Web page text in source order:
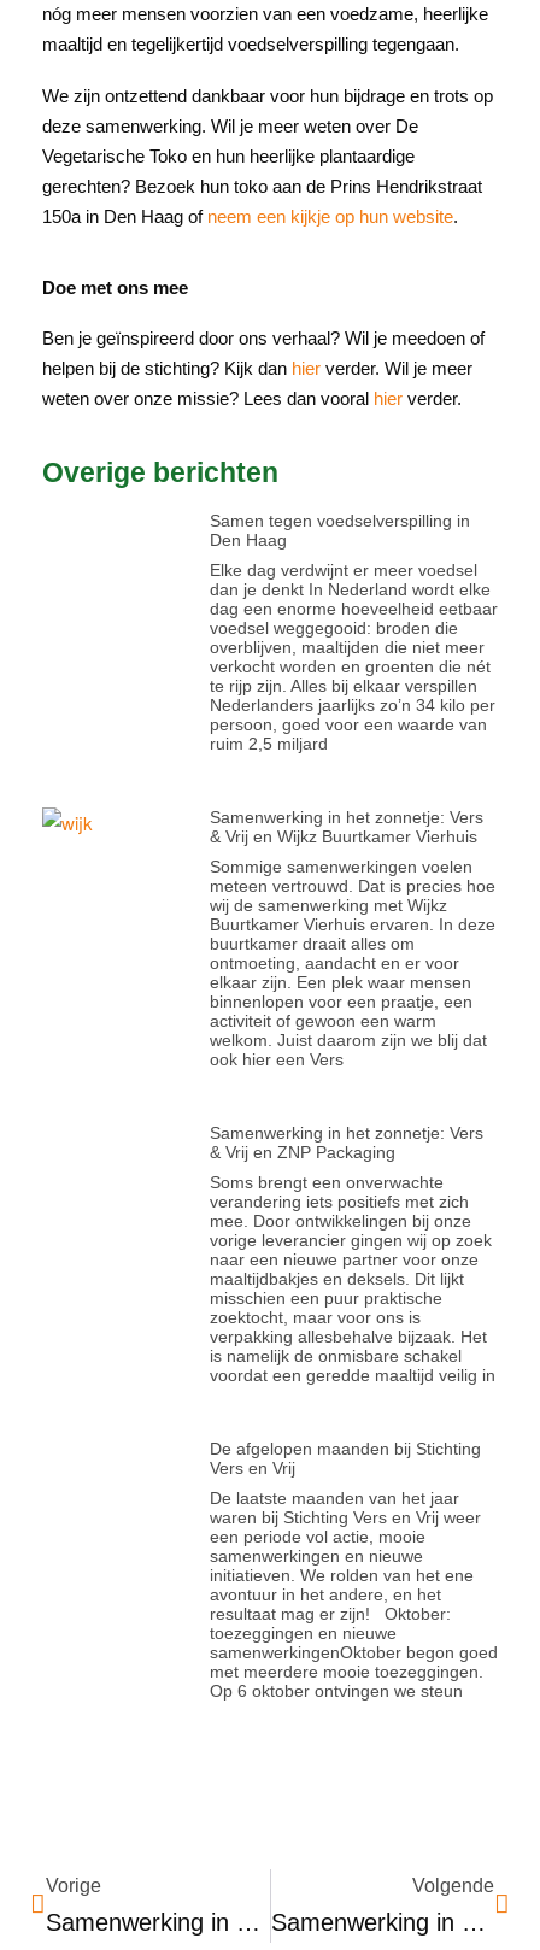
nóg meer mensen voorzien van een voedzame, heerlijke
maaltijd en tegelijkertijd voedselverspilling tegengaan.
We zijn ontzettend dankbaar voor hun bijdrage en trots op
deze samenwerking. Wil je meer weten over De
Vegetarische Toko en hun heerlijke plantaardige
gerechten? Bezoek hun toko aan de Prins Hendrikstraat
150a in Den Haag of neem een kijkje op hun website.
Doe met ons mee
Ben je geïnspireerd door ons verhaal? Wil je meedoen of
helpen bij de stichting? Kijk dan hier verder. Wil je meer
weten over onze missie? Lees dan vooral hier verder.
Overige berichten
Samen tegen voedselverspilling in
Den Haag
Elke dag verdwijnt er meer voedsel
dan je denkt In Nederland wordt elke
dag een enorme hoeveelheid eetbaar
voedsel weggegooid: broden die
overblijven, maaltijden die niet meer
verkocht worden en groenten die nét
te rijp zijn. Alles bij elkaar verspillen
Nederlanders jaarlijks zo’n 34 kilo per
persoon, goed voor een waarde van
ruim 2,5 miljard
Samenwerking in het zonnetje: Vers
& Vrij en Wijkz Buurtkamer Vierhuis
Sommige samenwerkingen voelen
meteen vertrouwd. Dat is precies hoe
wij de samenwerking met Wijkz
Buurtkamer Vierhuis ervaren. In deze
buurtkamer draait alles om
ontmoeting, aandacht en er voor
elkaar zijn. Een plek waar mensen
binnenlopen voor een praatje, een
activiteit of gewoon een warm
welkom. Juist daarom zijn we blij dat
ook hier een Vers
Samenwerking in het zonnetje: Vers
& Vrij en ZNP Packaging
Soms brengt een onverwachte
verandering iets positiefs met zich
mee. Door ontwikkelingen bij onze
vorige leverancier gingen wij op zoek
naar een nieuwe partner voor onze
maaltijdbakjes en deksels. Dit lijkt
misschien een puur praktische
zoektocht, maar voor ons is
verpakking allesbehalve bijzaak. Het
is namelijk de onmisbare schakel
voordat een geredde maaltijd veilig in
De afgelopen maanden bij Stichting
Vers en Vrij
De laatste maanden van het jaar
waren bij Stichting Vers en Vrij weer
een periode vol actie, mooie
samenwerkingen en nieuwe
initiatieven. We rolden van het ene
avontuur in het andere, en het
resultaat mag er zijn! Oktober:
toezeggingen en nieuwe
samenwerkingenOktober begon goed
met meerdere mooie toezeggingen.
Op 6 oktober ontvingen we steun
Vorige
Samenwerking in het Zonnetje: Vers en Vrij en Madurodam
Volgende
Samenwerking in het Zonnetje: Vers en Vrij en Domest